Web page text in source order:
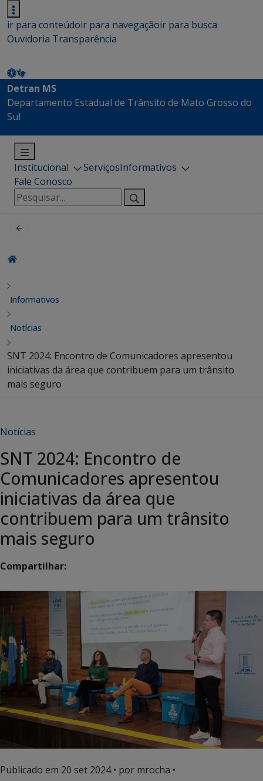
ir para conteúdoir para navegaçãoir para busca
Ouvidoria Transparência
Detran MS
Departamento Estadual de Trânsito de Mato Grosso do
Sul
Institucional ServiçosInformativos
Fale Conosco
Pesquisar
por:
Informativos
Notícias
SNT 2024: Encontro de Comunicadores apresentou
iniciativas da área que contribuem para um trânsito
mais seguro
Notícias
SNT 2024: Encontro de
Comunicadores apresentou
iniciativas da área que
contribuem para um trânsito
mais seguro
Compartilhar:
Publicado em 20 set 2024• por mrocha •